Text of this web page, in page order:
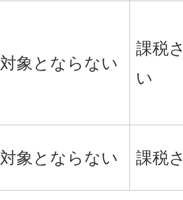
対象とならない
課税
い
対象とならない 課税